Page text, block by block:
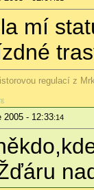
mí
regulací z
2005 - 12:33:14